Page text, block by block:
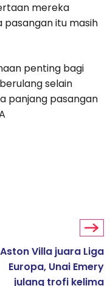
mereka
pasangan itu masih
penting bagi
selain
panjang pasangan
Aston Villa juara Liga
Europa, Unai Emery
julang trofi kelima